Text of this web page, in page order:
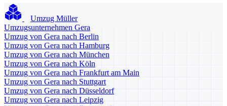
Umzug Müller
Umzugsunternehmen Gera
Umzug von Gera nach Berlin
Umzug von Gera nach Hamburg
Umzug von Gera nach München
Umzug von Gera nach Köln
Umzug von Gera nach Frankfurt am Main
Umzug von Gera nach Stuttgart
Umzug von Gera nach Düsseldorf
Umzug von Gera nach Leipzig